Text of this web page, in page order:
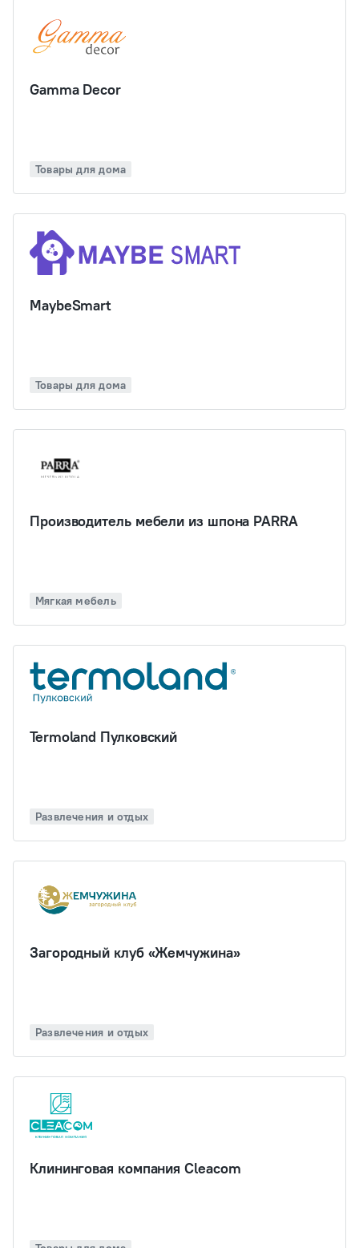
Gamma Decor
Товары для дома
MaybeSmart
Товары для дома
Производитель мебели из шпона PARRA
Мягкая мебель
Termoland Пулковский
Развлечения и отдых
Загородный клуб «Жемчужина»
Развлечения и отдых
Клининговая компания Cleacom